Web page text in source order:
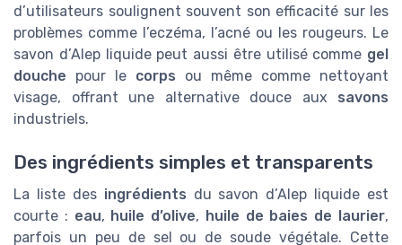
d’utilisateurs soulignent souvent son efficacité sur les
problèmes comme l’eczéma, l’acné ou les rougeurs. Le
savon d’Alep liquide peut aussi être utilisé comme gel
douche pour le corps ou même comme nettoyant
visage, offrant une alternative douce aux savons
industriels.
Des ingrédients simples et transparents
La liste des ingrédients du savon d’Alep liquide est
courte : eau, huile d’olive, huile de baies de laurier,
parfois un peu de sel ou de soude végétale. Cette